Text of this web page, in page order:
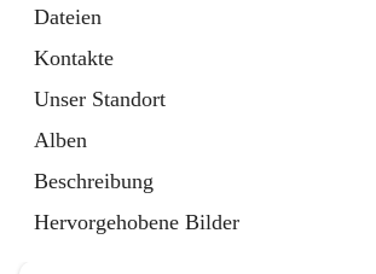
Dateien
Kontakte
Unser Standort
Alben
Beschreibung
Hervorgehobene Bilder